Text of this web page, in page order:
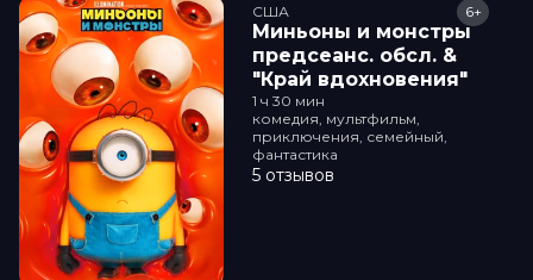
США
Миньоны и монстры
прeдсeанc. обсл. &
"Край вдохновения"
6+
1 ч 30 мин
комедия, мультфильм,
приключения, семейный,
фантастика
5 отзывов